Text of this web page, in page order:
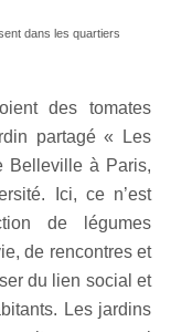
dans les quartiers
des tomates
partagé « Les
Belleville à Paris,
Ici, ce n’est
de légumes
de rencontres et
du lien social et
Les jardins